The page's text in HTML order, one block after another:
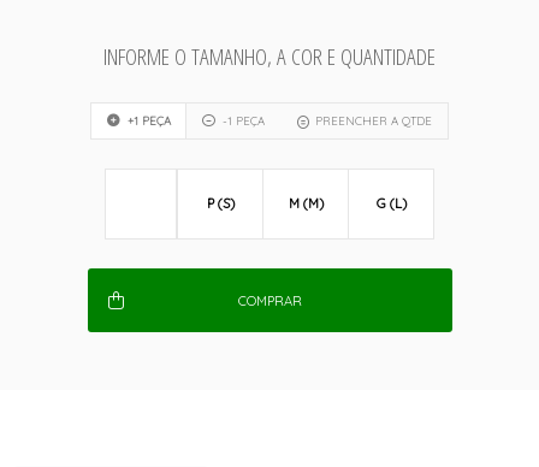
INFORME O TAMANHO, A COR E QUANTIDADE
+1 PEÇA -1 PEÇA PREENCHER A QTDE
P (S) M (M) G (L)
COMPRAR